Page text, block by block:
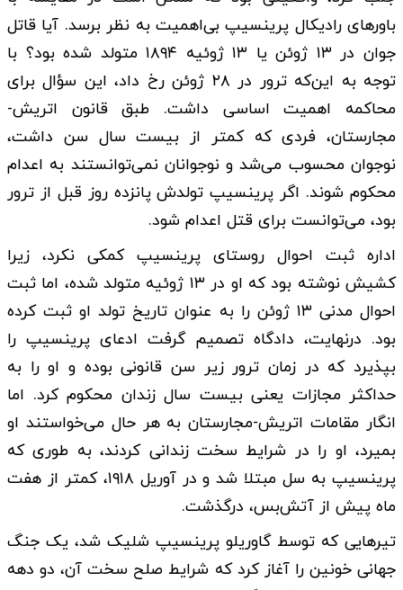
باورهای رادیکال پرینسیپ بی‌اهمیت به نظر برسد. آیا قاتل
جوان در ۱۳ ژوئن یا ۱۳ ژوئیه ۱۸۹۴ متولد شده بود؟ با
توجه به این‌که ترور در ۲۸ ژوئن رخ داد، این سؤال برای
محاکمه اهمیت اساسی داشت. طبق قانون اتریش-
مجارستان، فردی که کمتر از بیست سال سن داشت،
نوجوان محسوب می‌شد و نوجوانان نمی‌توانستند به اعدام
محکوم شوند. اگر پرینسیپ تولدش پانزده روز قبل از ترور
بود، می‌توانست برای قتل اعدام شود.
اداره ثبت احوال روستای پرینسیپ کمکی نکرد، زیرا
کشیش نوشته بود که او در ۱۳ ژوئیه متولد شده، اما ثبت
احوال مدنی ۱۳ ژوئن را به عنوان تاریخ تولد او ثبت کرده
بود. درنهایت، دادگاه تصمیم گرفت ادعای پرینسیپ را
بپذیرد که در زمان ترور زیر سن قانونی بوده و او را به
حداکثر مجازات یعنی بیست سال زندان محکوم کرد. اما
انگار مقامات اتریش-مجارستان به هر حال می‌خواستند او
بمیرد، او را در شرایط سخت زندانی کردند، به طوری که
پرینسیپ به سل مبتلا شد و در آوریل ۱۹۱۸، کمتر از هفت
ماه پیش از آتش‌بس، درگذشت.
تیرهایی که توسط گاوریلو پرینسیپ شلیک شد، یک جنگ
جهانی خونین را آغاز کرد که شرایط صلح سخت آن، دو دهه